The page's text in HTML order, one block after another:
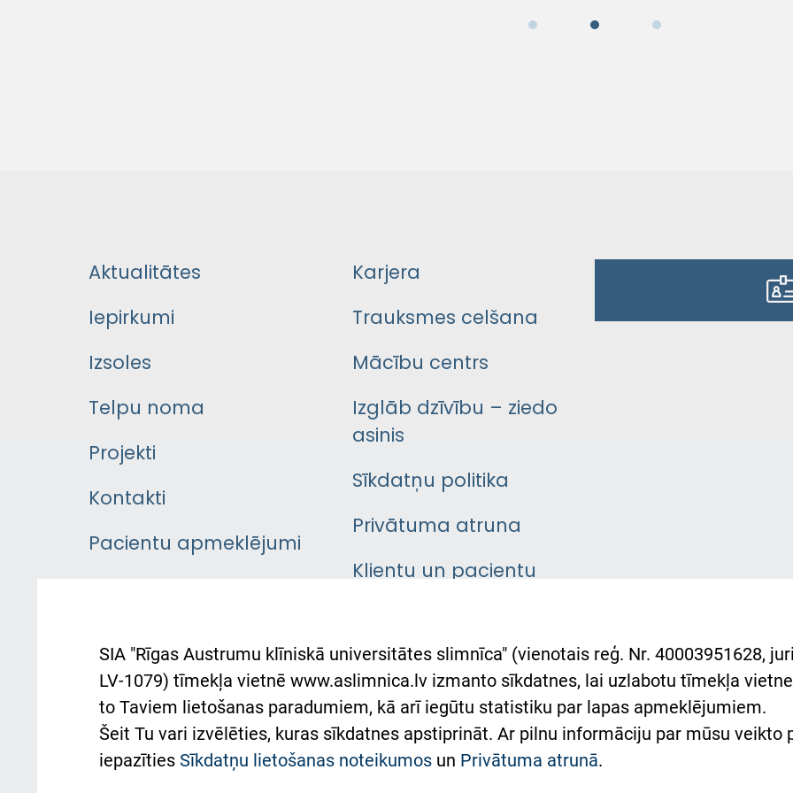
Aktualitātes
Iepirkumi
Izsoles
Telpu noma
Projekti
Kontakti
Pacientu apmeklējumi
Pacienta
atsauksmju/sūdzību
iesniegšanas kārtība
Kā pie mums nokļūt
Karjera
Trauksmes celšana
Mācību centrs
Izglāb dzīvību – ziedo
asinis
Sīkdatņu politika
Privātuma atruna
Klientu un pacientu
Austrumu slimnīcas
atbalsts Ukrainai
Підтримка Східної лікарні
та співпраця з Україною
SIA "Rīgas Austrumu klīniskā universitātes slimnīca" (vienotais reģ. Nr. 40003951628,
LV-1079) tīmekļa vietnē www.aslimnica.lv izmanto sīkdatnes, lai uzlabotu tīmekļa
to Taviem lietošanas paradumiem, kā arī iegūtu statistiku par lapas apmeklējumiem.
Šeit Tu vari izvēlēties, kuras sīkdatnes apstiprināt. Ar pilnu informāciju par mūsu veikto
iepazīties Sīkdatņu lietošanas noteikumos un Privātuma atrunā.